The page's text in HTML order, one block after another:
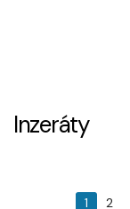
Inzeráty
1 2